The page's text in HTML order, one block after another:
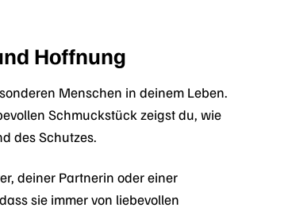
Hoffnung
Menschen in deinem Leben.
Schmuckstück zeigst du, wie
des Schutzes.
deiner Partnerin oder einer
sie immer von liebevollen